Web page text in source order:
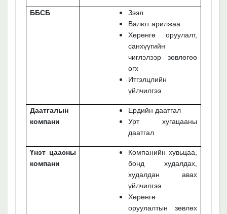
ББСБ
Зээл
Валют арилжаа
Хөрөнгө оруулалт,
санхүүгийн
чиглэлээр зөвлөгөө
өгх
Итгэлцлийн
үйлчилгээ
Даатгалын
компани
Ердийн даатгал
Урт хугацааны
даатгал
Үнэт цаасны
компани
Компанийн хувьцаа,
бонд худалдах,
худалдан авах
үйлчилгээ
Хөрөнгө
оруулалтын зөвлөх